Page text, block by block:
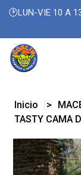
🕑LUN-VIE 10 A
Inicio
TASTY CAMA